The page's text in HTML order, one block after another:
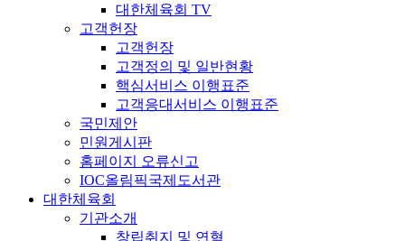
대한체육회 TV
고객헌장
고객헌장
고객정의 및 일반현황
핵심서비스 이행표준
고객응대서비스 이행표준
국민제안
민원게시판
홈페이지 오류신고
IOC올림픽국제도서관
대한체육회
기관소개
창립취지 및 연혁